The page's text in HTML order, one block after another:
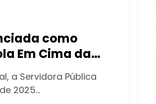
como
Em Cima da
a Servidora Pública
2025…